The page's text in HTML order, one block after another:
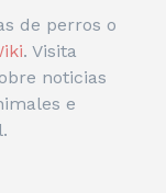
de perros o
. Visita
noticias
e